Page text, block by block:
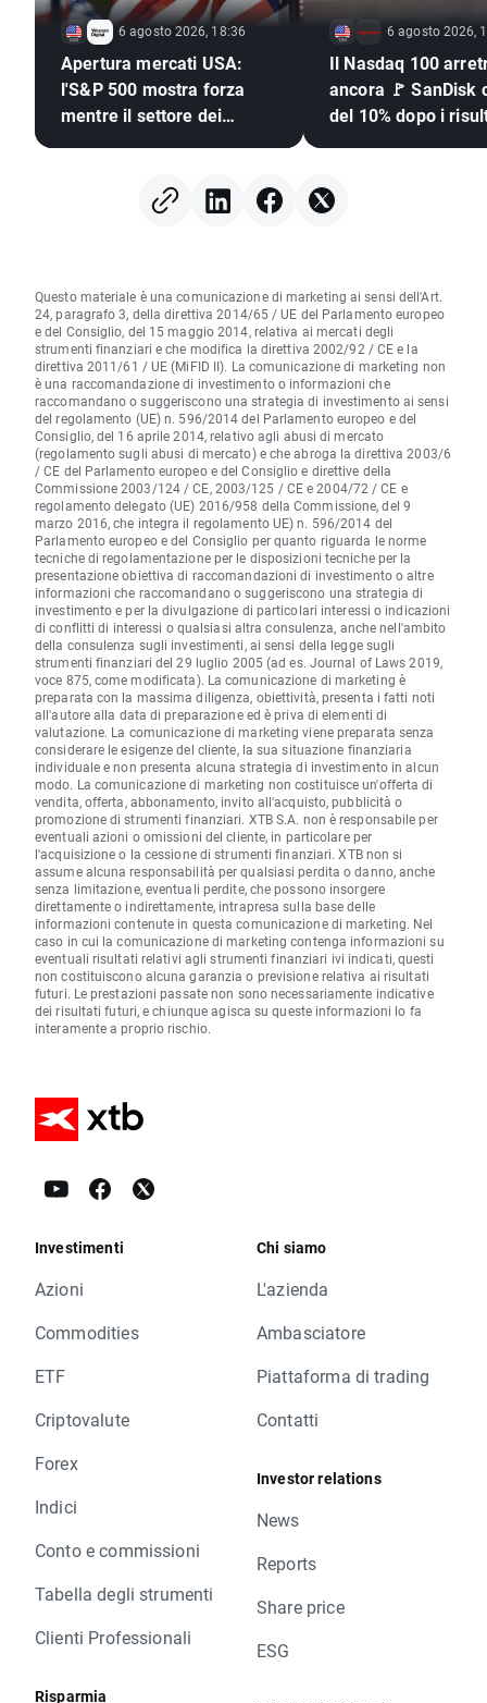
6 agosto 2026, 18:36
Apertura mercati USA:
l'S&P 500 mostra forza
mentre il settore dei
6 agosto 2026,
Il Nasdaq 100
ancora 🚩 SanDisk
del 10% dopo i
Questo materiale è una comunicazione di marketing ai sensi dell'Art.
24, paragrafo 3, della direttiva 2014/65 / UE del Parlamento europeo
e del Consiglio, del 15 maggio 2014, relativa ai mercati degli
strumenti finanziari e che modifica la direttiva 2002/92 / CE e la
direttiva 2011/61 / UE (MiFID II). La comunicazione di marketing non
è una raccomandazione di investimento o informazioni che
raccomandano o suggeriscono una strategia di investimento ai sensi
del regolamento (UE) n. 596/2014 del Parlamento europeo e del
Consiglio, del 16 aprile 2014, relativo agli abusi di mercato
(regolamento sugli abusi di mercato) e che abroga la direttiva 2003/6
/ CE del Parlamento europeo e del Consiglio e direttive della
Commissione 2003/124 / CE, 2003/125 / CE e 2004/72 / CE e
regolamento delegato (UE) 2016/958 della Commissione, del 9
marzo 2016, che integra il regolamento UE) n. 596/2014 del
Parlamento europeo e del Consiglio per quanto riguarda le norme
tecniche di regolamentazione per le disposizioni tecniche per la
presentazione obiettiva di raccomandazioni di investimento o altre
informazioni che raccomandano o suggeriscono una strategia di
investimento e per la divulgazione di particolari interessi o indicazioni
di conflitti di interessi o qualsiasi altra consulenza, anche nell'ambito
della consulenza sugli investimenti, ai sensi della legge sugli
strumenti finanziari del 29 luglio 2005 (ad es. Journal of Laws 2019,
voce 875, come modificata). La comunicazione di marketing è
preparata con la massima diligenza, obiettività, presenta i fatti noti
all'autore alla data di preparazione ed è priva di elementi di
valutazione. La comunicazione di marketing viene preparata senza
considerare le esigenze del cliente, la sua situazione finanziaria
individuale e non presenta alcuna strategia di investimento in alcun
modo. La comunicazione di marketing non costituisce un'offerta di
vendita, offerta, abbonamento, invito all'acquisto, pubblicità o
promozione di strumenti finanziari. XTB S.A. non è responsabile per
eventuali azioni o omissioni del cliente, in particolare per
l'acquisizione o la cessione di strumenti finanziari. XTB non si
assume alcuna responsabilità per qualsiasi perdita o danno, anche
senza limitazione, eventuali perdite, che possono insorgere
direttamente o indirettamente, intrapresa sulla base delle
informazioni contenute in questa comunicazione di marketing. Nel
caso in cui la comunicazione di marketing contenga informazioni su
eventuali risultati relativi agli strumenti finanziari ivi indicati, questi
non costituiscono alcuna garanzia o previsione relativa ai risultati
futuri. Le prestazioni passate non sono necessariamente indicative
dei risultati futuri, e chiunque agisca su queste informazioni lo fa
interamente a proprio rischio.
Investimenti
Azioni
Commodities
ETF
Criptovalute
Forex
Indici
Conto e commissioni
Tabella degli strumenti
Clienti Professionali
Risparmia
Chi siamo
L'azienda
Ambasciatore
Piattaforma di trading
Contatti
Investor relations
News
Reports
Share price
ESG